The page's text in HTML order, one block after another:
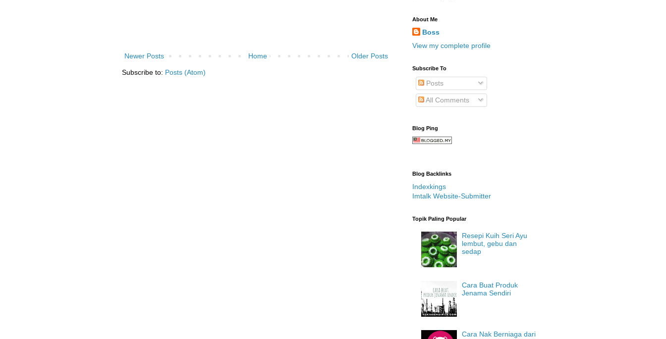
Newer Posts Older Posts
Home
Subscribe to: Posts (Atom)
About Me
Boss
View my complete profile
Subscribe To
Posts
All Comments
Blog Ping
Blog Backlinks
Indexkings
Imtalk Website-Submitter
Topik Paling Popular
Resepi Kuih Seri Ayu
lembut, gebu dan
sedap
Cara Buat Produk
Jenama Sendiri
Cara Nak Berniaga dari